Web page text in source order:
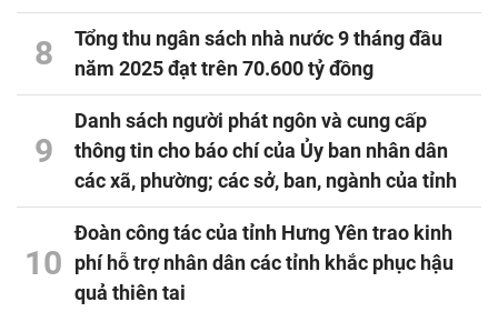
8
Tổng thu ngân sách nhà nước 9 tháng đầu
năm 2025 đạt trên 70.600 tỷ đồng
9
Danh sách người phát ngôn và cung cấp
thông tin cho báo chí của Ủy ban nhân dân
các xã, phường; các sở, ban, ngành của tỉnh
10
Đoàn công tác của tỉnh Hưng Yên trao kinh
phí hỗ trợ nhân dân các tỉnh khắc phục hậu
quả thiên tai